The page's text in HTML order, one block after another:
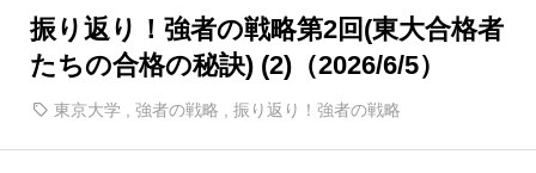
振り返り！強者の戦略第2回(東大合格者
たちの合格の秘訣) (2)（2026/6/5）
東京大学 強者の戦略 振り返り！強者の戦略